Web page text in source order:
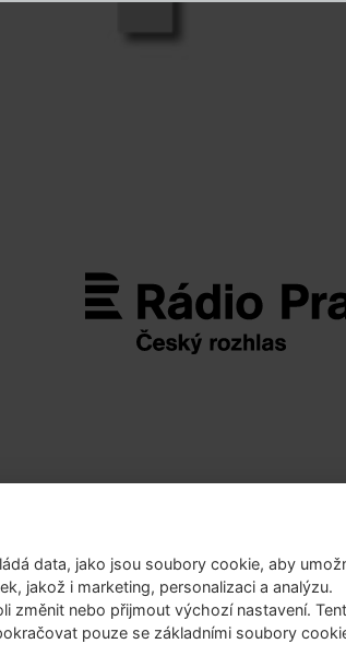
data, jako jsou soubory cookie, aby
jakož i marketing, personalizaci a analýzu.
změnit nebo přijmout výchozí nastavení.
pouze se základními soubory